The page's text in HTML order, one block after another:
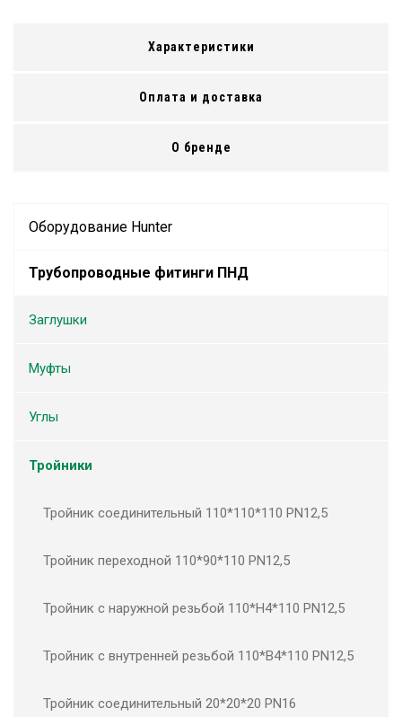
Характеристики
Оплата и доставка
О бренде
Оборудование Hunter
Трубопроводные фитинги ПНД
Заглушки
Муфты
Углы
Тройники
Тройник соединительный 110*110*110 PN12,5
Тройник переходной 110*90*110 PN12,5
Тройник с наружной резьбой 110*Н4*110 PN12,5
Тройник с внутренней резьбой 110*В4*110 PN12,5
Тройник соединительный 20*20*20 PN16